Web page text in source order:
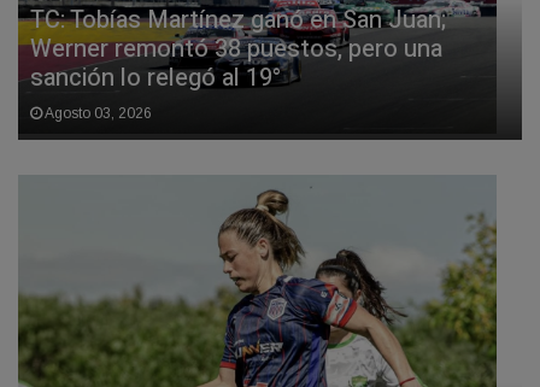
TC: Tobías Martínez ganó en San Juan;
Werner remontó 38 puestos, pero una
sanción lo relegó al 19°
Agosto 03, 2026